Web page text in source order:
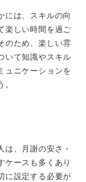
には、スキルの向
楽しい時間を過ご
のため、楽しい雰
いて知識やスキル
ュニケーションを
、月謝の安さ・
ケースも多くあり
に設定する必要が